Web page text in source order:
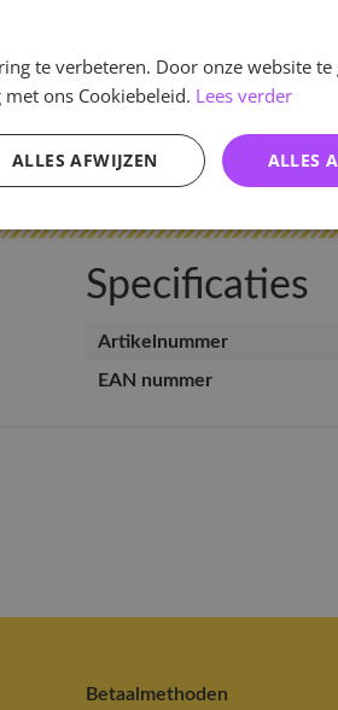
Specificaties
Artikelnummer
EAN nummer
Betaalmethoden
te verbeteren. Door onze website
ons Cookiebeleid. Lees verder
ALLES
ALLES AFWIJZEN